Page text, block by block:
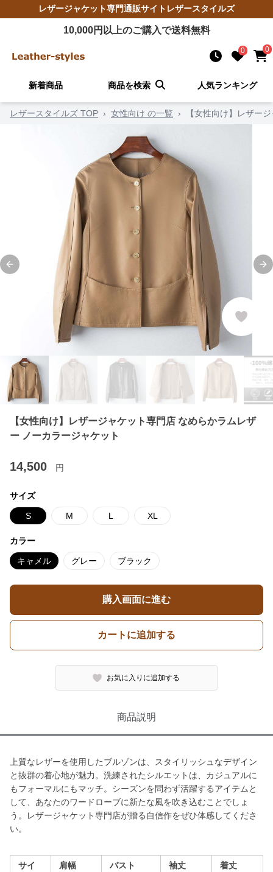
レザージャケット専門通販サイト レザースタイルズ
10,000円以上のご購入で送料無料
0 0
新着商品 商品を検索 人気ランキング
レザースタイルズ TOP › 女性向け の一覧 › 【女性向け】レザー
Previous slide
【女性向け】レザージャケット専門店 なめらかラムレザ
ー ノーカラージャケット
14,500 円
サイズ
S M L XL
カラー
キャメル グレー ブラック
購入画面に進む
カートに追加する
お気に入りに追加する
商品説明
上質なレザーを使用したブルゾンは、スタイリッシュなデザイン
と抜群の着心地が魅力。洗練されたシルエットは、カジュアルに
もフォーマルにもマッチ。シーズンを問わず活躍するアイテムと
して、あなたのワードローブに新たな風を吹き込むことでしょ
う。レザージャケット専門店が贈る自信作をぜひ体感してくださ
い。
サイ
肩幅
バスト
袖丈
着丈